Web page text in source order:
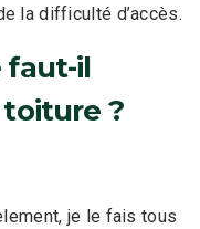
la difficulté d’accès.
faut-il
toiture ?
je le fais tous